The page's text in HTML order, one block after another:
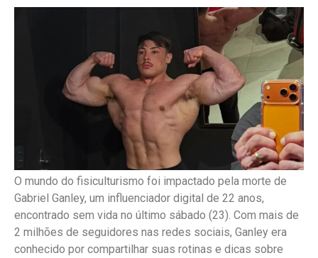
O mundo do fisiculturismo foi impactado pela morte de
Gabriel Ganley, um influenciador digital de 22 anos,
encontrado sem vida no último sábado (23). Com mais de
2 milhões de seguidores nas redes sociais, Ganley era
conhecido por compartilhar suas rotinas e dicas sobre